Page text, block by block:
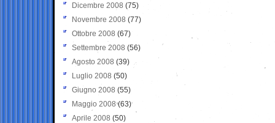
Dicembre 2008 (75)
Novembre 2008 (77)
Ottobre 2008 (67)
Settembre 2008 (56)
Agosto 2008 (39)
Luglio 2008 (50)
Giugno 2008 (55)
Maggio 2008(63)
Aprile 2008 (50)